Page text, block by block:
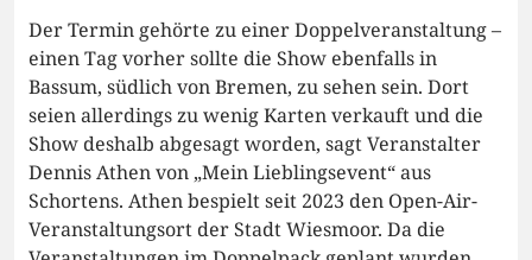
Der Termin gehörte zu einer Doppelveranstaltung –
einen Tag vorher sollte die Show ebenfalls in
Bassum, südlich von Bremen, zu sehen sein. Dort
seien allerdings zu wenig Karten verkauft und die
Show deshalb abgesagt worden, sagt Veranstalter
Dennis Athen von „Mein Lieblingsevent“ aus
Schortens. Athen bespielt seit 2023 den Open-Air-
Veranstaltungsort der Stadt Wiesmoor. Da die